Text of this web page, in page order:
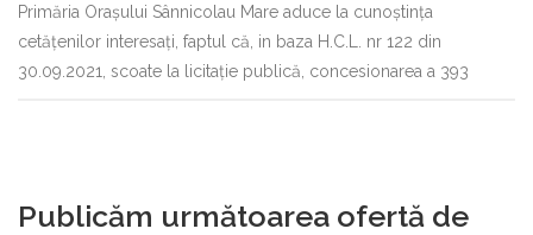
Primăria Oraşului Sânnicolau Mare aduce la cunoştinţa
cetăţenilor interesaţi, faptul că, in baza H.C.L. nr 122 din
30.09.2021, scoate la licitaţie publică, concesionarea a 393
Publicăm următoarea ofertă de